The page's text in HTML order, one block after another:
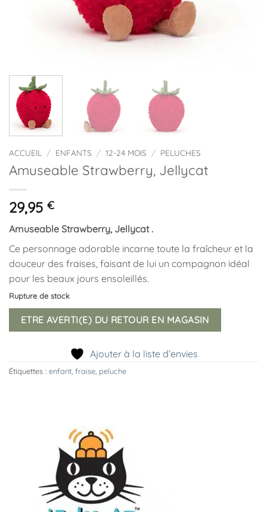
ACCUEIL / ENFANTS / 12-24 MOIS / PELUCHES
Amuseable Strawberry, Jellycat
29,95 €
Amuseable Strawberry, Jellycat .
Ce personnage adorable incarne toute la fraîcheur et la
douceur des fraises, faisant de lui un compagnon idéal
pour les beaux jours ensoleillés.
Rupture de stock
ETRE AVERTI(E) DU RETOUR EN MAGASIN
Ajouter à la liste d’envies
Étiquettes : enfant, fraise, peluche